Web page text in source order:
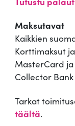
Maksutavat
Kaikkien
Korttimaksut
MasterCard
Collector
Tarkat
täältä.